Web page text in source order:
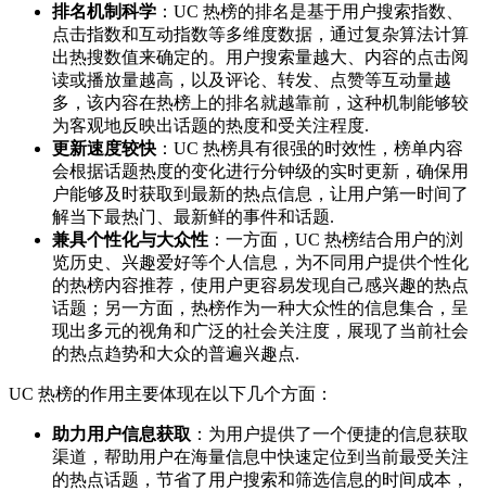
排名机制科学 ：UC 热榜的排名是基于用户搜索指数、
点击指数和互动指数等多维度数据，通过复杂算法计算
出热搜数值来确定的。用户搜索量越大、内容的点击阅
读或播放量越高，以及评论、转发、点赞等互动量越
多，该内容在热榜上的排名就越靠前，这种机制能够较
为客观地反映出话题的热度和受关注程度.
更新速度较快 ：UC 热榜具有很强的时效性，榜单内容
会根据话题热度的变化进行分钟级的实时更新，确保用
户能够及时获取到最新的热点信息，让用户第一时间了
解当下最热门、最新鲜的事件和话题.
兼具个性化与大众性 ：一方面，UC 热榜结合用户的浏
览历史、兴趣爱好等个人信息，为不同用户提供个性化
的热榜内容推荐，使用户更容易发现自己感兴趣的热点
话题；另一方面，热榜作为一种大众性的信息集合，呈
现出多元的视角和广泛的社会关注度，展现了当前社会
的热点趋势和大众的普遍兴趣点.
UC 热榜的作用主要体现在以下几个方面：
助力用户信息获取 ：为用户提供了一个便捷的信息获取
渠道，帮助用户在海量信息中快速定位到当前最受关注
的热点话题，节省了用户搜索和筛选信息的时间成本，